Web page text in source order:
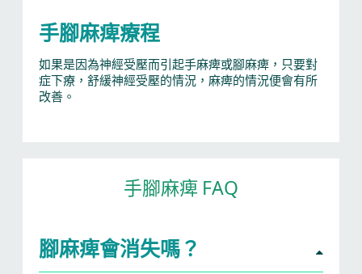
手腳麻痺療程
如果是因為神經受壓而引起手麻痺或腳麻痺，只要對
症下療，舒緩神經受壓的情況，麻痺的情況便會有所
改善。
手腳麻痺 FAQ
腳麻痺會消失嗎？